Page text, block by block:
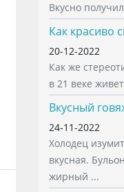
Вкусно
Как красиво
20-12-2022
Как же
в 21 веке
Вкусный
24-11-2022
Холодец
вкусная.
жирный ...